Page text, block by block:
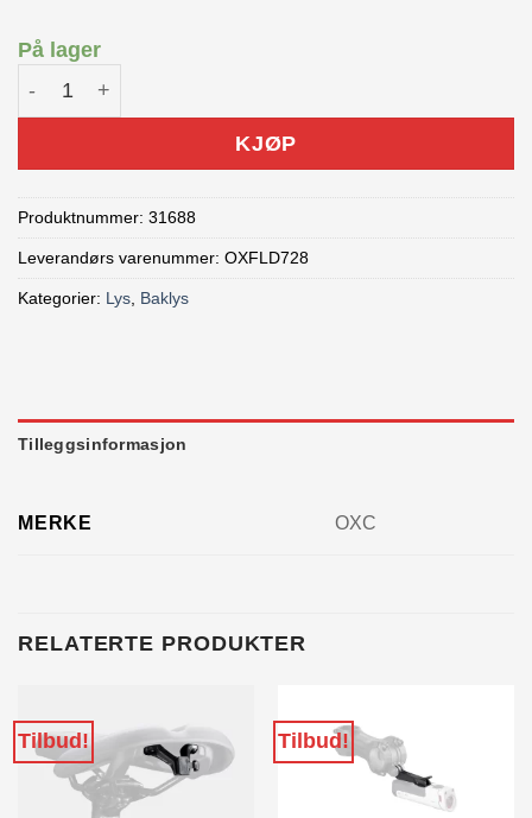
På lager
KJØP
Produktnummer: 31688
Leverandørs varenummer: OXFLD728
Kategorier: Lys, Baklys
Tilleggsinformasjon
MERKE OXC
RELATERTE PRODUKTER
Tilbud! Tilbud!